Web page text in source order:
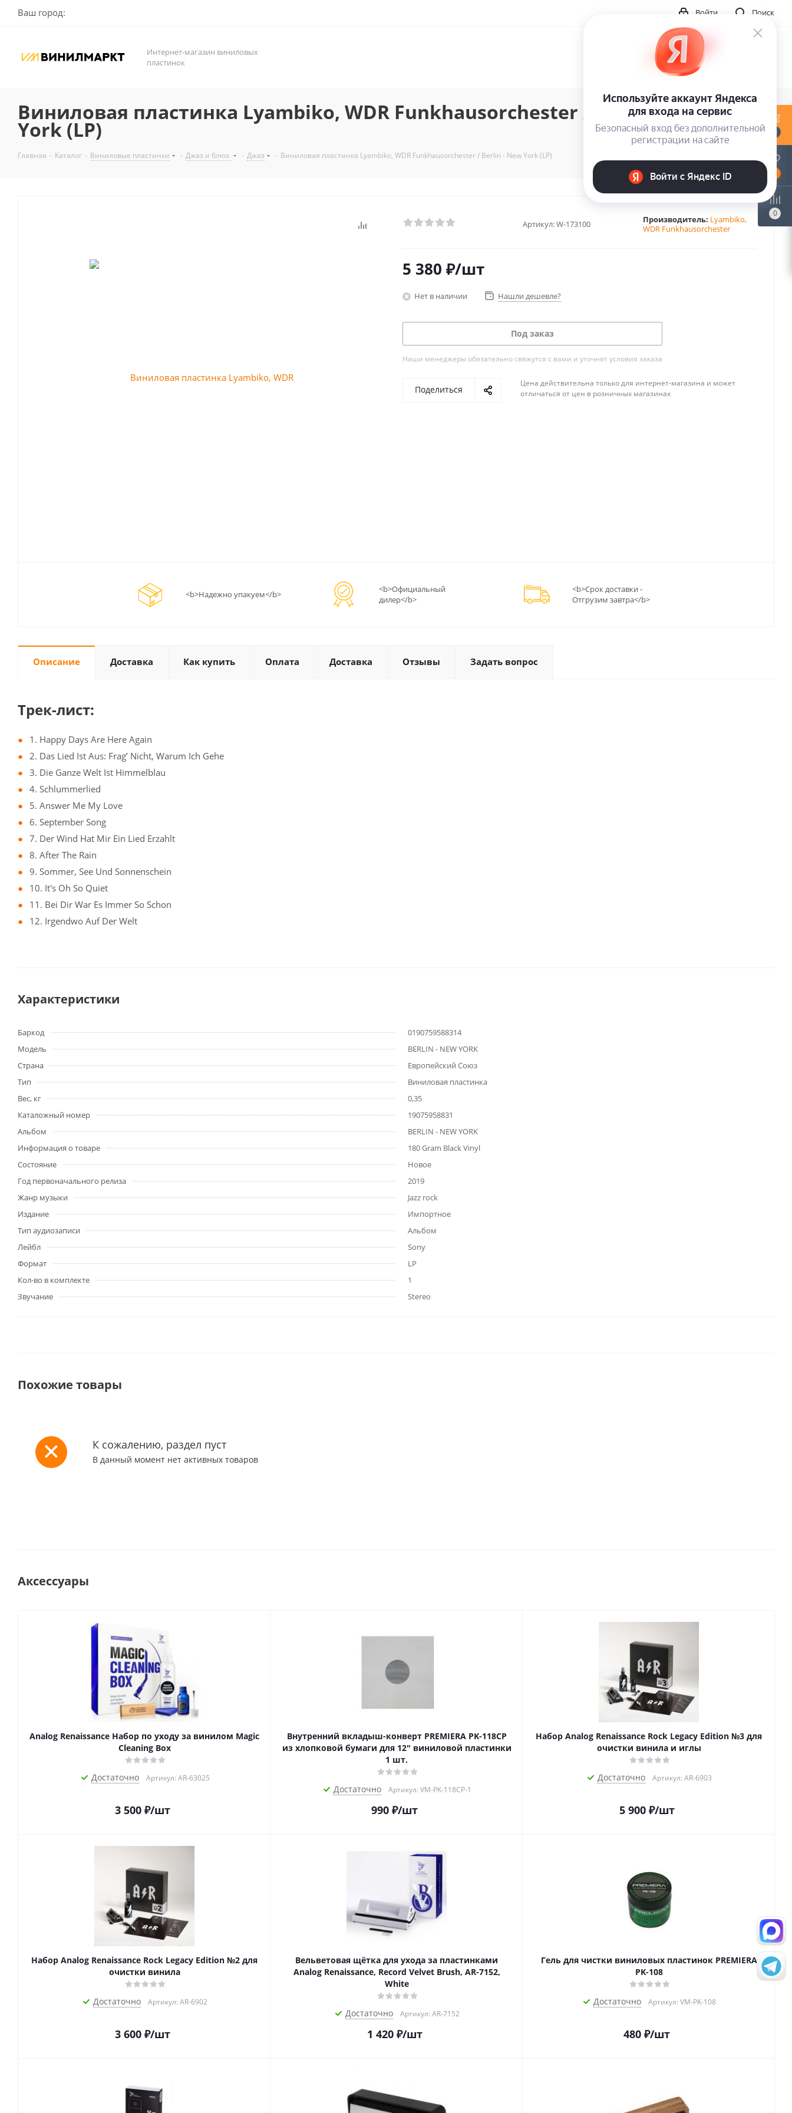
Ваш город: Поиск
Войти
Интернет-магазин виниловых
пластинок
Виниловая пластинка Lyambiko, WDR Funkhausorchester / Berlin - New
York (LP)
Главная - Каталог - Виниловые пластинки - Джаз и блюз. - Джаз - Виниловая пластинка Lyambiko, WDR Funkhausorchester / Berlin - New York (LP)
Артикул:W-173100 Производитель: Lyambiko,
WDR Funkhausorchester
5 380 ₽/шт
Нет в наличии Нашли дешевле?
Под заказ
Наши менеджеры обязательно свяжутся с вами и уточнят условия заказа
Поделиться
Цена действительна только для интернет-магазина и может
отличаться от цен в розничных магазинах
<b>Надежно упакуем</b>
<b>Официальный
дилер</b>
<b>Срок доставки -
Отгрузим завтра</b>
Описание Доставка Как купить Оплата Доставка Отзывы Задать вопрос
Трек-лист:
1. Happy Days Are Here Again
2. Das Lied Ist Aus: Frag’ Nicht, Warum Ich Gehe
3. Die Ganze Welt Ist Himmelblau
4. Schlummerlied
5. Answer Me My Love
6. September Song
7. Der Wind Hat Mir Ein Lied Erzahlt
8. After The Rain
9. Sommer, See Und Sonnenschein
10. It's Oh So Quiet
11. Bei Dir War Es Immer So Schon
12. Irgendwo Auf Der Welt
Характеристики
Баркод
0190759588314
Модель
BERLIN - NEW YORK
Страна
Европейский Союз
Тип
Виниловая пластинка
Вес, кг
0,35
Каталожный номер
19075958831
Альбом
BERLIN - NEW YORK
Информация о товаре
180 Gram Black Vinyl
Состояние
Новое
Год первоначального релиза
2019
Жанр музыки
Jazz rock
Издание
Импортное
Тип аудиозаписи
Альбом
Лейбл
Sony
Формат
LP
Кол-во в комплекте
1
Звучание
Stereo
Похожие товары
К сожалению, раздел пуст
В данный момент нет активных товаров
Аксессуары
Analog Renaissance Набор по уходу за винилом Magic
Cleaning Box
Достаточно Артикул: AR-63025
3 500₽/шт
Внутренний вкладыш-конверт PREMIERA PK-118CP
из хлопковой бумаги для 12" виниловой пластинки
1 шт.
Достаточно Артикул: VM-PK-118CP-1
990 ₽/шт
Набор Analog Renaissance Rock Legacy Edition №3 для
очистки винила и иглы
Достаточно Артикул: AR-6903
5 900₽/шт
Набор Analog Renaissance Rock Legacy Edition №2 для
очистки винила
Достаточно Артикул: AR-6902
3 600₽/шт
Вельветовая щётка для ухода за пластинками
Analog Renaissance, Record Velvet Brush, AR-7152,
White
Достаточно Артикул: AR-7152
1 420₽/шт
Гель для чистки виниловых пластинок PREMIERA
PK-108
Достаточно Артикул: VM-PK-108
480 ₽/шт
0
0
0